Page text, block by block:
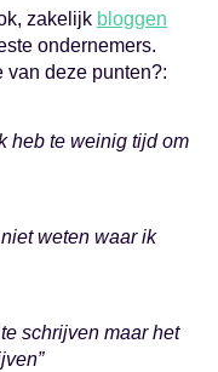
zakelijk bloggen
ondernemers.
van deze punten?:
heb te weinig tijd om
weten waar ik
schrijven maar het